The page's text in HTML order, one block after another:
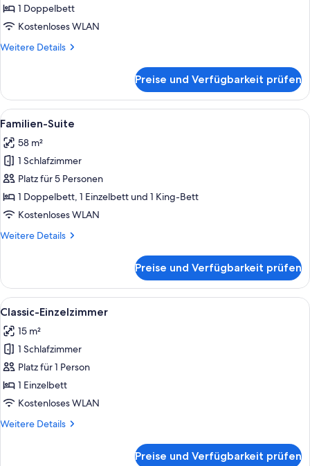
1 Doppelbett
Kostenloses WLAN
Weitere Details
Weitere
Preise und Verfügbarkeit prüfen
Alle
Fotos
für
Familien-
Suite
anzeigen
Ein Hotelzimmer mit Bett,
3
Familien-Suite
58 m²
1 Schlafzimmer
Platz für 5 Personen
1 Doppelbett, 1 Einzelbett und 1 King-Bett
Kostenloses WLAN
Weitere Details
Weitere
Suite
Preise und Verfügbarkeit prüfen
Alle
Fotos
für
Classic-
Einzelzimmer
anzeigen
Ein Hotelzimmer mit Bett,
5
Classic-Einzelzimmer
15 m²
1 Schlafzimmer
Platz für 1 Person
1 Einzelbett
Kostenloses WLAN
Weitere Details
Weitere
Preise und Verfügbarkeit prüfen